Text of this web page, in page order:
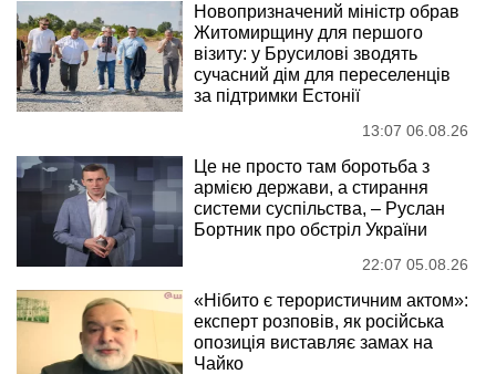
Новопризначений міністр обрав
Житомирщину для першого
візиту: у Брусилові зводять
сучасний дім для переселенців
за підтримки Естонії
13:07 06.08.26
Це не просто там боротьба з
армією держави, а стирання
системи суспільства, – Руслан
Бортник про обстріл України
22:07 05.08.26
«Нібито є терористичним актом»:
експерт розповів, як російська
опозиція виставляє замах на
Чайко